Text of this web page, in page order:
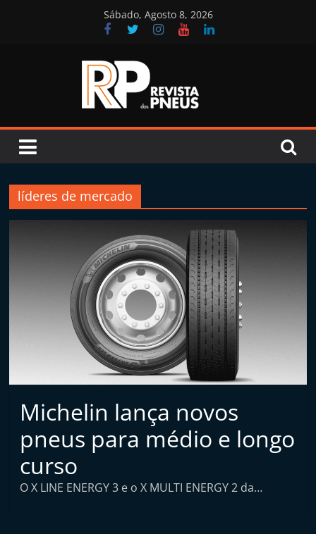
Sábado, Agosto 8, 2026
Revista
Pneus
R
v
i
s
t
a
n
d
e
p
n
líderes de mercado
Michelin lança novos
pneus para médio e longo
curso
O X LINE ENERGY 3 e o X MULTI ENERGY 2 da…